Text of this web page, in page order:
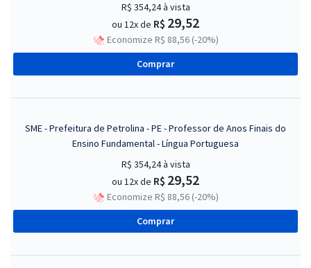
R$ 354,24à vista
ou 12x de R$ 29,52
Economize R$ 88,56 (-20%)
Comprar
SME - Prefeitura de Petrolina - PE - Professor de Anos Finais do
Ensino Fundamental - Língua Portuguesa
R$ 354,24à vista
ou 12x de R$ 29,52
Economize R$ 88,56 (-20%)
Comprar